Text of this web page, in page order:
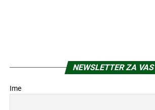
NEWSLETTER ZA VAS
Ime